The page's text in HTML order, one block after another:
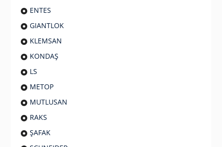
ENTES
GIANTLOK
KLEMSAN
KONDAŞ
LS
METOP
MUTLUSAN
RAKS
ŞAFAK